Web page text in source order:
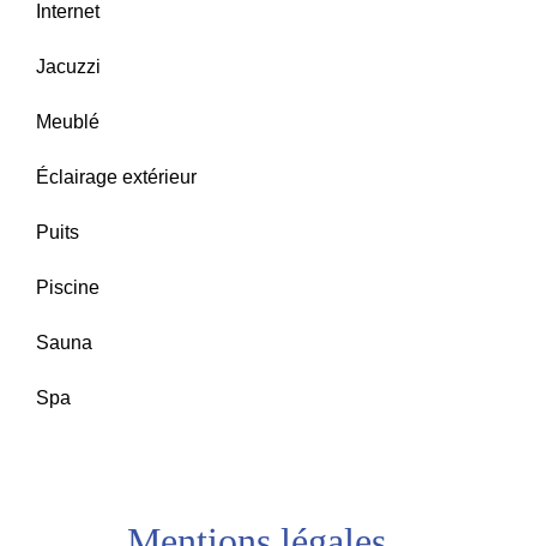
Internet
Jacuzzi
Meublé
Éclairage extérieur
Puits
Piscine
Sauna
Spa